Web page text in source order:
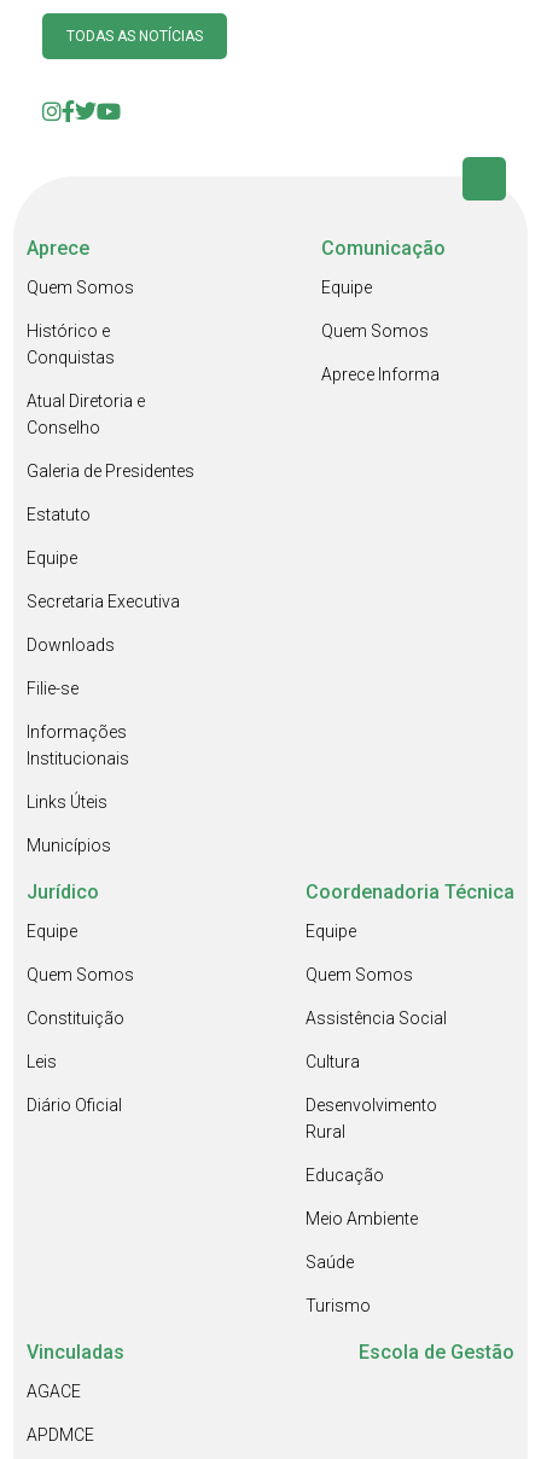
TODAS AS NOTÍCIAS
Aprece
Quem Somos
Histórico e
Conquistas
Atual Diretoria e
Conselho
Galeria de Presidentes
Estatuto
Equipe
Secretaria Executiva
Downloads
Filie-se
Informações
Institucionais
Links Úteis
Municípios
Comunicação
Equipe
Quem Somos
Aprece Informa
Jurídico
Equipe
Quem Somos
Constituição
Leis
Diário Oficial
Coordenadoria Técnica
Equipe
Quem Somos
Assistência Social
Cultura
Desenvolvimento
Rural
Educação
Meio Ambiente
Saúde
Turismo
Vinculadas
AGACE
APDMCE
Escola de Gestão